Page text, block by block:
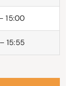
15:00
15:55